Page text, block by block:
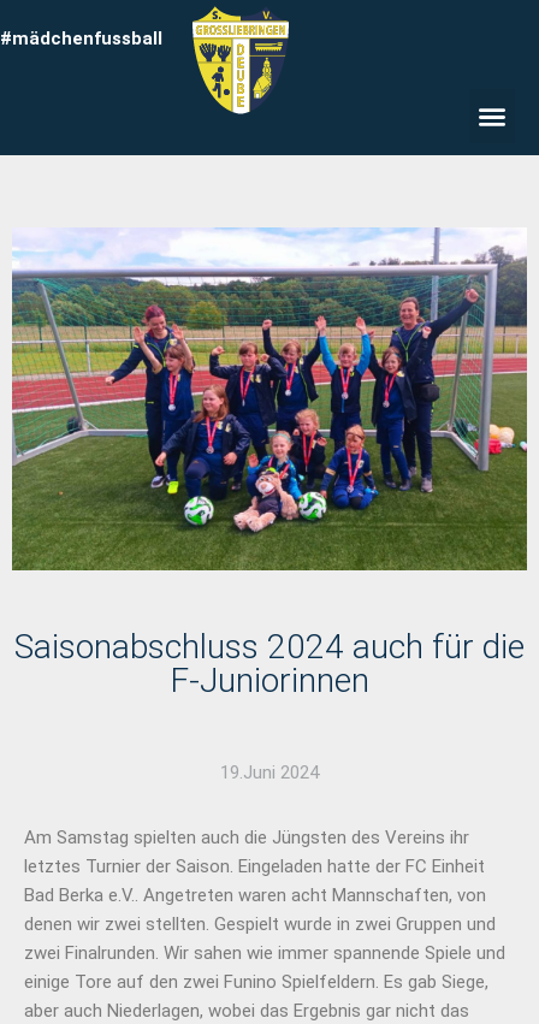
#mädchenfussball
Saisonabschluss 2024 auch für die
F-Juniorinnen
19.Juni 2024
Am Samstag spielten auch die Jüngsten des Vereins ihr
letztes Turnier der Saison. Eingeladen hatte der FC Einheit
Bad Berka e.V.. Angetreten waren acht Mannschaften, von
denen wir zwei stellten. Gespielt wurde in zwei Gruppen und
zwei Finalrunden. Wir sahen wie immer spannende Spiele und
einige Tore auf den zwei Funino Spielfeldern. Es gab Siege,
aber auch Niederlagen, wobei das Ergebnis gar nicht das